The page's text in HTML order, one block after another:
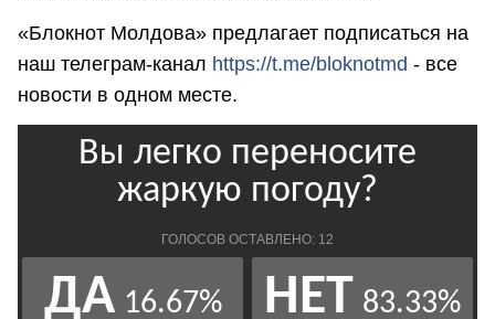
«Блокнот Молдова» предлагает подписаться на
наш телеграм-канал https://t.me/bloknotmd - все
новости в одном месте.